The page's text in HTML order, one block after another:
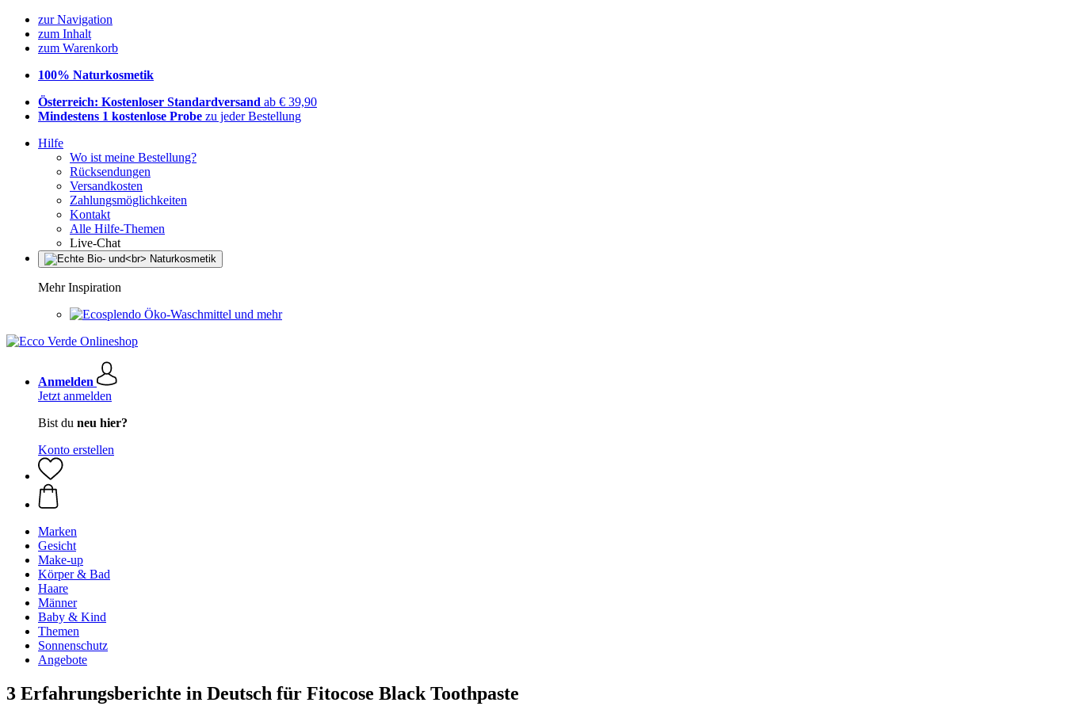
zur Navigation
zum Inhalt
zum Warenkorb
100% Naturkosmetik
Österreich: Kostenloser Standardversand ab € 39,90
Mindestens 1 kostenlose Probe zu jeder Bestellung
Hilfe
Wo ist meine Bestellung?
Rücksendungen
Versandkosten
Zahlungsmöglichkeiten
Kontakt
Alle Hilfe-Themen
Live-Chat
Mehr Inspiration
Öko-Waschmittel und mehr
Anmelden
Jetzt anmelden
Bist du neu hier?
Konto erstellen
Marken
Gesicht
Make-up
Körper & Bad
Haare
Männer
Baby & Kind
Themen
Sonnenschutz
Angebote
3 Erfahrungsberichte in Deutsch für Fitocose Black Toothpaste